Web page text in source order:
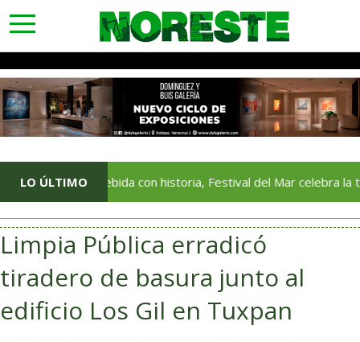
toggle
navigation
LO ÚLTIMO
Una bebida con historia, Festival del Mar celebra la tradición
Limpia Pública erradicó
tiradero de basura junto al
edificio Los Gil en Tuxpan